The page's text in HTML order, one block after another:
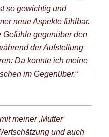
so gewichtig und
neue Aspekte fühlbar.
gegenüber den
der Aufstellung
Da konnte ich meine
im Gegenüber.“
meiner ‚Mutter‘
und auch